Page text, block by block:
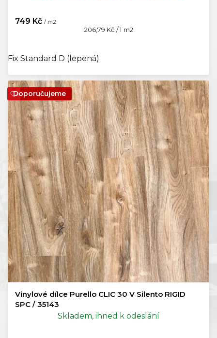
749 Kč / m2
Měrná
206,79 Kč / 1 m2
Fix Standard D (lepená)
Doporučujeme
Vinylové dílce Purello CLIC 30 V Silento RIGID
SPC / 35143
Skladem, ihned k odeslání